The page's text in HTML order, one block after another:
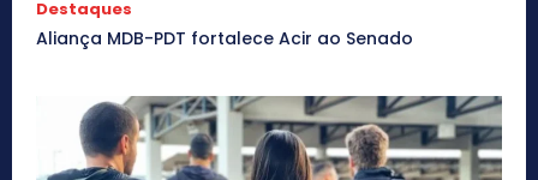
Destaques
Aliança MDB-PDT fortalece Acir ao Senado